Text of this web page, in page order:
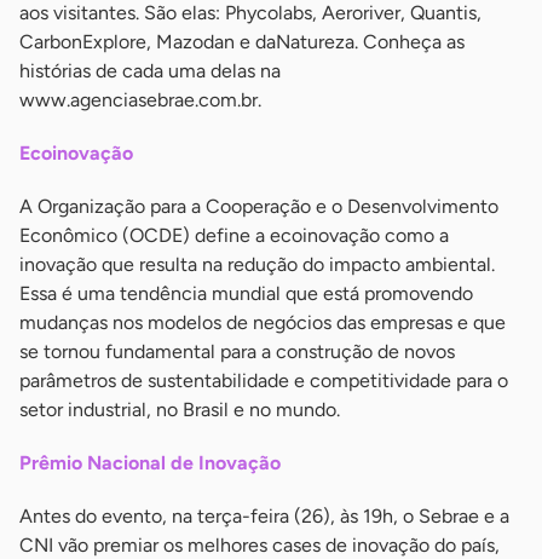
aos visitantes. São elas: Phycolabs, Aeroriver, Quantis,
CarbonExplore, Mazodan e daNatureza. Conheça as
histórias de cada uma delas na
www.agenciasebrae.com.br.
Ecoinovação
A Organização para a Cooperação e o Desenvolvimento
Econômico (OCDE) define a ecoinovação como a
inovação que resulta na redução do impacto ambiental.
Essa é uma tendência mundial que está promovendo
mudanças nos modelos de negócios das empresas e que
se tornou fundamental para a construção de novos
parâmetros de sustentabilidade e competitividade para o
setor industrial, no Brasil e no mundo.
Prêmio Nacional de Inovação
Antes do evento, na terça-feira (26), às 19h, o Sebrae e a
CNI vão premiar os melhores cases de inovação do país,